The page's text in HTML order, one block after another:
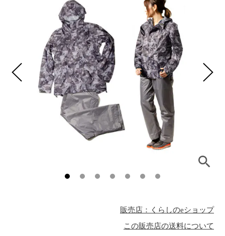
販売店：くらしのeショップ
この販売店の送料について